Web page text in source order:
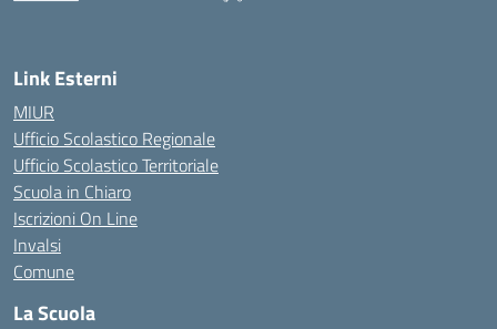
Link Esterni
MIUR
Ufficio Scolastico Regionale
Ufficio Scolastico Territoriale
Scuola in Chiaro
Iscrizioni On Line
Invalsi
Comune
La Scuola